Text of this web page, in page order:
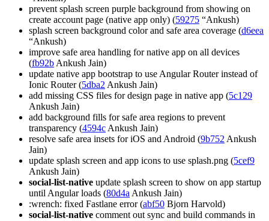
prevent splash screen purple background from showing on
create account page (native app only) (59275 “Ankush)
splash screen background color and safe area coverage (d6eea
“Ankush)
improve safe area handling for native app on all devices
(fb92b Ankush Jain)
update native app bootstrap to use Angular Router instead of
Ionic Router (5dba2 Ankush Jain)
add missing CSS files for design page in native app (5c129
Ankush Jain)
add background fills for safe area regions to prevent
transparency (4594c Ankush Jain)
resolve safe area insets for iOS and Android (9b752 Ankush
Jain)
update splash screen and app icons to use splash.png (5cef9
Ankush Jain)
social-list-native update splash screen to show on app startup
until Angular loads (80d4a Ankush Jain)
:wrench: fixed Fastlane error (abf50 Bjorn Harvold)
social-list-native comment out sync and build commands in